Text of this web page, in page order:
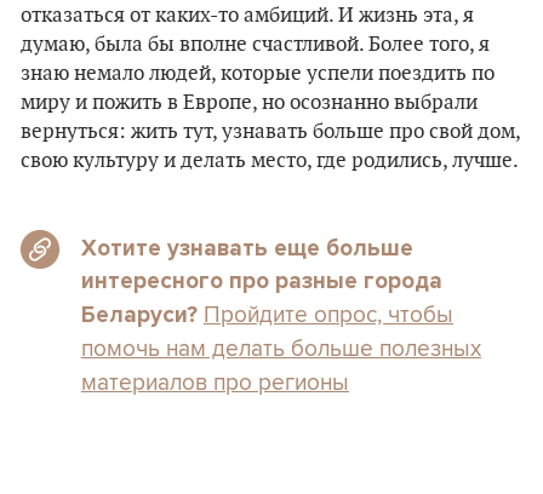
отказаться от каких-то амбиций. И жизнь эта, я
думаю, была бы вполне счастливой. Более того, я
знаю немало людей, которые успели поездить по
миру и пожить в Европе, но осознанно выбрали
вернуться: жить тут, узнавать больше про свой дом,
свою культуру и делать место, где родились, лучше.
Хотите узнавать еще больше
интересного про разные города
Беларуси? Пройдите опрос, чтобы
помочь нам делать больше полезных
материалов про регионы